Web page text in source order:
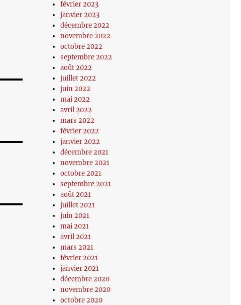
février 2023
janvier 2023
décembre 2022
novembre 2022
octobre 2022
septembre 2022
août 2022
juillet 2022
juin 2022
mai 2022
avril 2022
mars 2022
février 2022
janvier 2022
décembre 2021
novembre 2021
octobre 2021
septembre 2021
août 2021
juillet 2021
juin 2021
mai 2021
avril 2021
mars 2021
février 2021
janvier 2021
décembre 2020
novembre 2020
octobre 2020